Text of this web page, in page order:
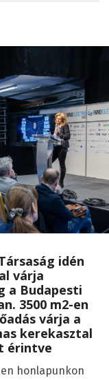
g idén
várja
a Budapesti
3500 m2-en
várja a
kerekasztal
érintve
honlapunkon